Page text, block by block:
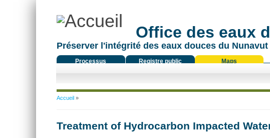
Office des eaux
Préserver l'intégrité des eaux douces du
Processus
Registre public Maps
Vous êtes ici
Accueil»
Treatment of Hydrocarbon Impacted